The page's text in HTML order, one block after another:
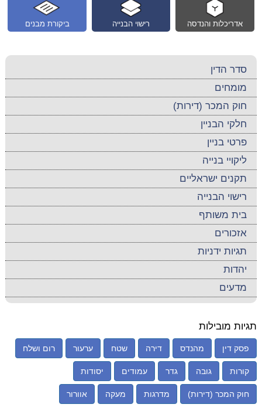
ביקורת מבנים רישוי הבנייה אדריכלות והנדסה
סדר הדין
מומחים
חוק המכר (דירות)
חלקי הבניין
פרטי בניין
ליקויי בנייה
תקנים ישראליים
רישוי הבנייה
בית משותף
אזכורים
תגיות ידניות
יהדות
מדעים
תגיות מובילות
פסק דין מהנדס דירה שטח ערעור רום ושלח
קורות גובה גדר עמודים יסודות
חוק המכר (דירות) מדרגות מעקה אוורור